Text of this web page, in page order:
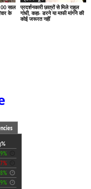
साल
के
प्रदर्शनकारी छात्रों से मिले राहुल
गांधी, कहा- डरने या माफी मांगने की
कोई जरूरत नहीं